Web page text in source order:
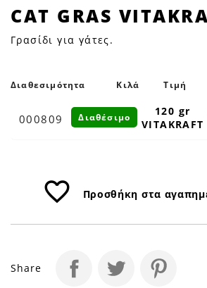
CAT
GRAS
VITAKRAFT
|
Petfan
CAT GRAS
Γρασίδι για γάτες.
Διαθεσιμότητα Κιλά Τιμή
000809
120 gr
VITAKRAFT
Διαθέσιμο
favorite_border Προσθήκη στα
Share